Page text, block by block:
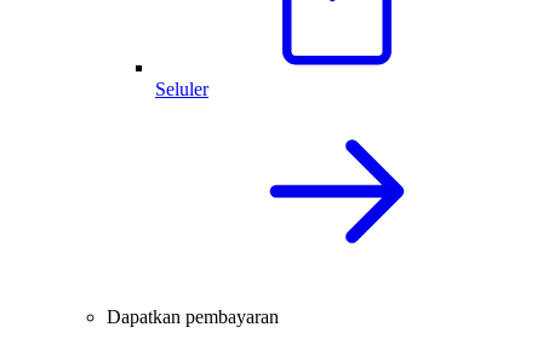
Seluler
Dapatkan pembayaran